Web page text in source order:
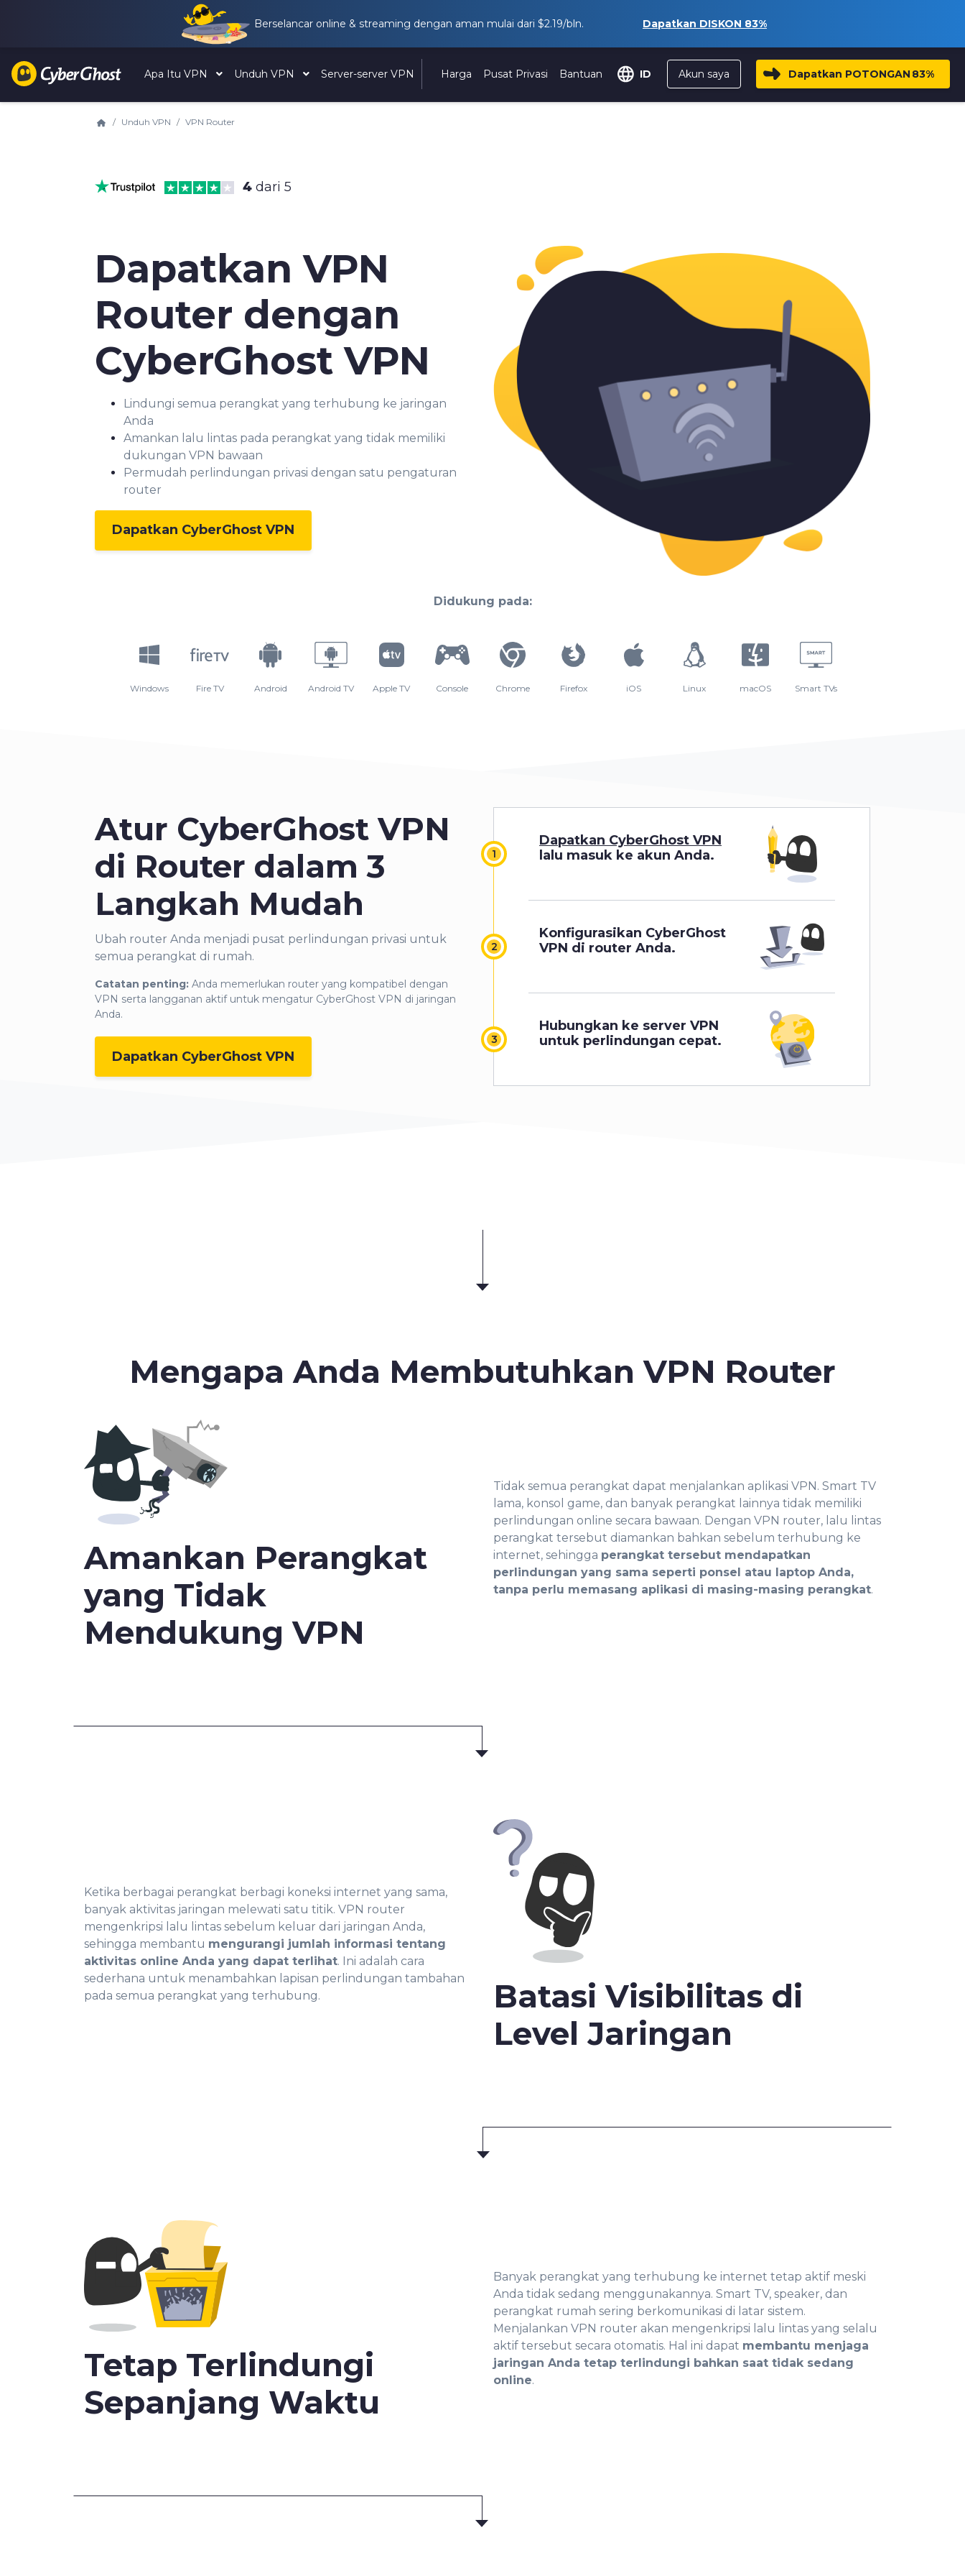
Berselancar online & streaming dengan aman mulai dari $2.19/bln. Dapatkan DISKON 83%
Apa Itu VPN Unduh VPN Server-server VPN Harga Pusat Privasi Bantuan ID Akun saya Dapatkan POTONGAN 83%
Unduh VPN VPN Router
4 dari 5
Dapatkan VPN
Router dengan
CyberGhost VPN
Lindungi semua perangkat yang terhubung ke jaringan
Anda
Amankan lalu lintas pada perangkat yang tidak memiliki
dukungan VPN bawaan
Permudah perlindungan privasi dengan satu pengaturan
router
Dapatkan CyberGhost VPN
Didukung pada:
Windows Fire TV Android Android TV Apple TV Console Chrome Firefox iOS Linux macOS Smart TVs
Atur CyberGhost VPN
di Router dalam 3
Langkah Mudah
Ubah router Anda menjadi pusat perlindungan privasi untuk
semua perangkat di rumah.
Catatan penting: Anda memerlukan router yang kompatibel dengan
VPN serta langganan aktif untuk mengatur CyberGhost VPN di jaringan
Anda.
Dapatkan CyberGhost VPN
Dapatkan CyberGhost VPN
lalu masuk ke akun Anda.
Konfigurasikan CyberGhost
VPN di router Anda.
Hubungkan ke server VPN
untuk perlindungan cepat.
Mengapa Anda Membutuhkan VPN Router
Amankan Perangkat
yang Tidak
Mendukung VPN
Tidak semua perangkat dapat menjalankan aplikasi VPN. Smart TV
lama, konsol game, dan banyak perangkat lainnya tidak memiliki
perlindungan online secara bawaan. Dengan VPN router, lalu lintas
perangkat tersebut diamankan bahkan sebelum terhubung ke
internet, sehingga perangkat tersebut mendapatkan
perlindungan yang sama seperti ponsel atau laptop Anda,
tanpa perlu memasang aplikasi di masing-masing perangkat.
Ketika berbagai perangkat berbagi koneksi internet yang sama,
banyak aktivitas jaringan melewati satu titik. VPN router
mengenkripsi lalu lintas sebelum keluar dari jaringan Anda,
sehingga membantu mengurangi jumlah informasi tentang
aktivitas online Anda yang dapat terlihat. Ini adalah cara
sederhana untuk menambahkan lapisan perlindungan tambahan
pada semua perangkat yang terhubung.
Batasi Visibilitas di
Level Jaringan
Tetap Terlindungi
Sepanjang Waktu
Banyak perangkat yang terhubung ke internet tetap aktif meski
Anda tidak sedang menggunakannya. Smart TV, speaker, dan
perangkat rumah sering berkomunikasi di latar sistem.
Menjalankan VPN router akan mengenkripsi lalu lintas yang selalu
aktif tersebut secara otomatis. Hal ini dapat membantu menjaga
jaringan Anda tetap terlindungi bahkan saat tidak sedang
online.